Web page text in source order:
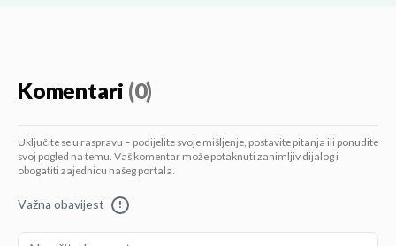
Komentari (0)
Uključite se u raspravu – podijelite svoje mišljenje, postavite pitanja ili ponudite
svoj pogled na temu. Vaš komentar može potaknuti zanimljiv dijalog i
obogatiti zajednicu našeg portala.
Važna obavijest !